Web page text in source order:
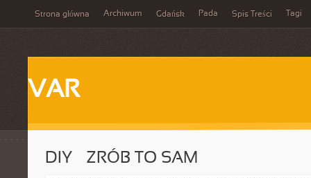
Strona główna Archiwum Gdańsk Pada Spis Treści Tagi
VAR
DIY – ZRÓB TO SAM